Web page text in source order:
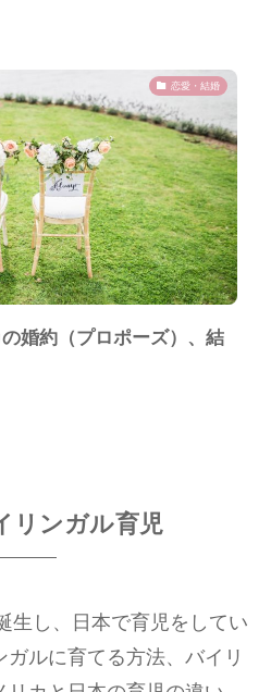
恋愛・結婚
の婚約（プロポーズ）、結
リンガル育児
生し、日本で育児をしてい
ルに育てる方法、バイリ